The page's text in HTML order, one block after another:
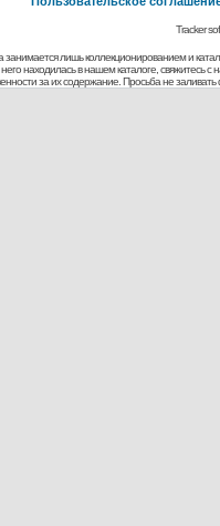
Tracker
занимается лишь коллекционированием и
находилась в нашем каталоге,
за их содержание. Просьба не